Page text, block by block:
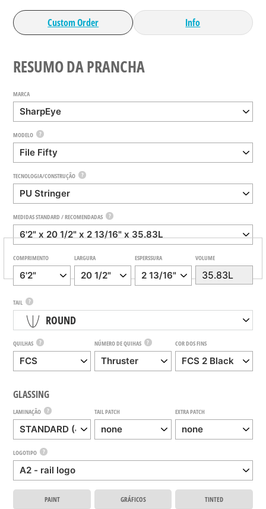
Custom Order Info
RESUMO DA PRANCHA
MARCA
MODELO ?
TECNOLOGIA/CONSTRUÇÃO ?
MEDIDAS STANDARD / RECOMENDADAS ?
COMPRIMENTO LARGURA ESPERSSURA VOLUME
TAIL ?
ROUND
QUILHAS ? NÚMERO DE QUIHAS ? COR DOS FINS
GLASSING
LAMINAÇÃO ? TAIL PATCH EXTRA PATCH
LOGOTIPO ?
PAINT GRÁFICOS TINTED